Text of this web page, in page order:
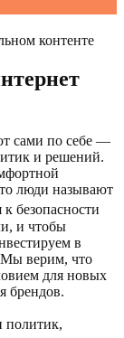
контенте
сами по себе —
и решений.
люди называют
безопасности
и чтобы
в
Мы верим, что
для новых
брендов.
политик,